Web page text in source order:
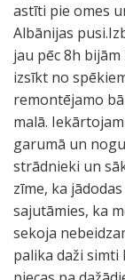
astīti pie omes
Albānijas
jau pēc 8h
izsīkt no
remontējamo
malā.
garumā un
strādnieki un
zīme, ka
sajutāmies, ka
sekoja
palika daži